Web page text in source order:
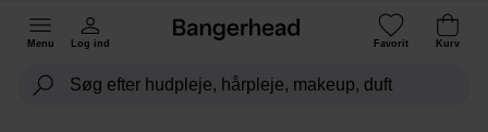
Menu Log ind Favorit Kurv